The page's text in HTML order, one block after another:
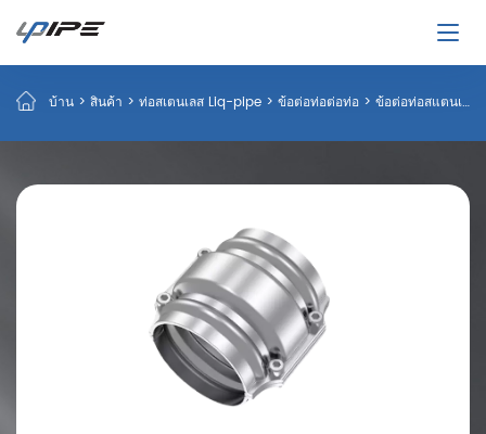
บ้าน > สินค้า > ท่อสเตนเลส Liq-pipe > ข้อต่อท่อต่อท่อ > ข้อต่อท่อสแตนเลสขนาดเท่ากับท่อ